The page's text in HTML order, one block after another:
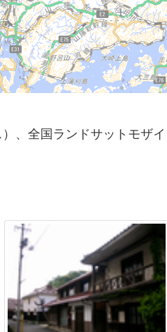
、全国ランドサットモザ